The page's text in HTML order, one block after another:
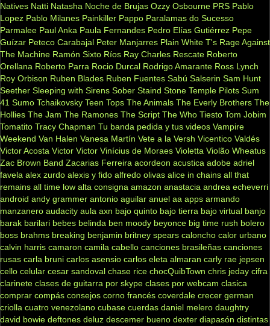
Natives Natti Natasha Noche de Brujas Ozzy Osbourne PRS Pablo
Lopez Pablo Milanes Painkiller Pappo Paralamas do Sucesso
Parmalee Paul Anka Paula Fernandes Pedro Elías Gutiérrez Pepe
Guízar Peteco Carabajal Peter Manjarres Plain White T's Rage Against
The Machine Ramón Sixto Ríos Ray Charles Rescate Roberto
Orellana Roberto Parra Rocio Durcal Rodrigo Amarante Ross Lynch
Roy Orbison Ruben Blades Ruben Fuentes Sabú Salserin Sam Hunt
Seether Sleeping with Sirens Sober Staind Stone Temple Pilots Sum
41 Sumo Tchaikovsky Teen Tops The Animals The Everly Brothers The
Hollies The Jam The Ramones The Script The Who Tiesto Tom Jobim
Tomatito Tracy Chapman Tu banda pedida y tus videos Vampire
Weekend Van Halen Vanesa Martín Vete a la Versh Vicentico Valdés
Victor Acosta Victor Victor Vinícius de Moraes Violetta Violão Wheatus
Zac Brown Band Zacarias Ferreira acordeon acustica adobe adriel
favela alex zurdo alexis y fido alfredo olivas alice in chains all that
remains all time low alta consigna amazon anastacia andrea echeverri
android andy grammer antonio aguilar anuel aa apps armando
manzanero audacity aula axn bajo quinto bajo tierra bajo virtual banjo
barak barilari bebes belinda ben moody beyonce big time rush bolero
boss brahms breaking benjamin britney spears caloncho calor urbano
calvin harris camaron camila cabello canciones brasileñas canciones
rusas carla bruni carlos asensio carlos eleta almaran carly rae jepsen
cello celular cesar sandoval chase rice chocQuibTown chris jeday cifra
clarinete clases de guitarra por skype clases por webcam clasica
comprar compás consejos corno francés coverdale crecer german
criolla cuatro venezolano cubase cuerdas daniel melero daughtry
david bowie deftones deluz descemer bueno dexter diapasón distintas